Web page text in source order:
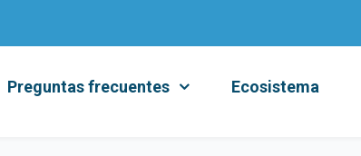
Preguntas frecuentes Ecosistema